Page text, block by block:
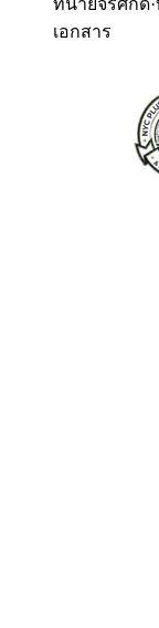
ทนายจิรศักดิ์·
เอกสาร